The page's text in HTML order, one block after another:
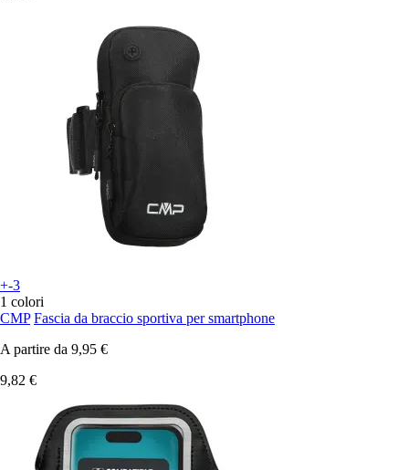
+-3
1 colori
CMP Fascia da braccio sportiva per smartphone
A partire da 9,95 €
9,82 €